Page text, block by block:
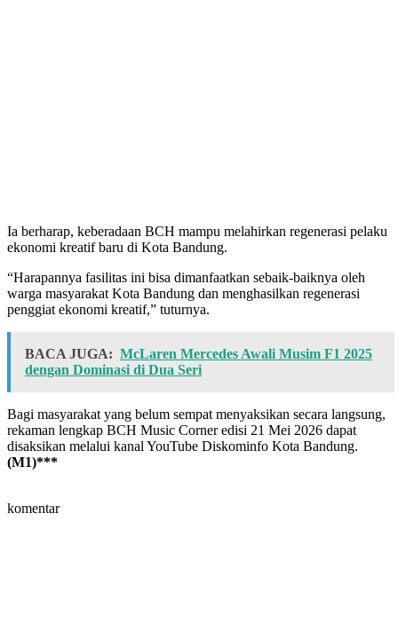
Ia berharap, keberadaan BCH mampu melahirkan regenerasi pelaku
ekonomi kreatif baru di Kota Bandung.
“Harapannya fasilitas ini bisa dimanfaatkan sebaik-baiknya oleh
warga masyarakat Kota Bandung dan menghasilkan regenerasi
penggiat ekonomi kreatif,” tuturnya.
BACA JUGA: McLaren Mercedes Awali Musim F1 2025
dengan Dominasi di Dua Seri
Bagi masyarakat yang belum sempat menyaksikan secara langsung,
rekaman lengkap BCH Music Corner edisi 21 Mei 2026 dapat
disaksikan melalui kanal YouTube Diskominfo Kota Bandung.
(M1)***
komentar